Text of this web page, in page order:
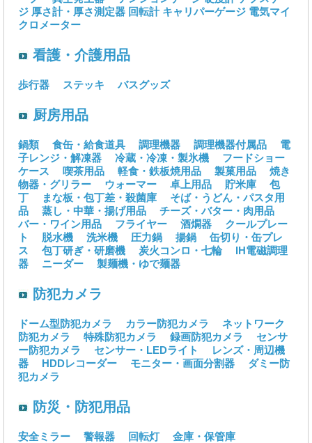
ジ 厚さ計・厚さ測定器 回転計 キャリパーゲージ 電気マイ
クロメーター
看護・介護用品
歩行器 ステッキ バスグッズ
厨房用品
鍋類 食缶・給食道具 調理機器 調理機器付属品
電
子レンジ・解凍器
冷蔵・冷凍・製氷機
フードショー
ケース
喫茶用品 軽食・鉄板焼用品 製菓用品
焼き
物器・グリラー
ウォーマー 卓上用品 貯米庫
包
丁
まな板・包丁差・殺菌庫
そば・うどん・パスタ用
品
蒸し・中華・揚げ用品
チーズ・バター・肉用品
バー・ワイン用品
フライヤー 酒燗器
クールプレー
ト
脱水機 洗米機 圧力鍋 揚鍋
缶切り・缶プレ
ス
包丁研ぎ・研磨機 炭火コンロ・七輪
IH電磁調理
器
ニーダー 製麺機・ゆで麺器
防犯カメラ
ドーム型防犯カメラ カラー防犯カメラ
ネットワーク
防犯カメラ
特殊防犯カメラ 録画防犯カメラ
センサ
ー防犯カメラ
センサー・LEDライト
レンズ・周辺機
器
HDDレコーダー モニター・画面分割器
ダミー防
犯カメラ
防災・防犯用品
安全ミラー 警報器 回転灯 金庫・保管庫